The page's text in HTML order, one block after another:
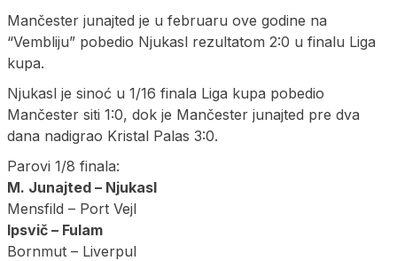
Mančester junajted je u februaru ove godine na
“Vembliju” pobedio Njukasl rezultatom 2:0 u finalu Liga
kupa.
Njukasl je sinoć u 1/16 finala Liga kupa pobedio
Mančester siti 1:0, dok je Mančester junajted pre dva
dana nadigrao Kristal Palas 3:0.
Parovi 1/8 finala:
M. Junajted – Njukasl
Mensfild – Port Vejl
Ipsvič – Fulam
Bornmut – Liverpul